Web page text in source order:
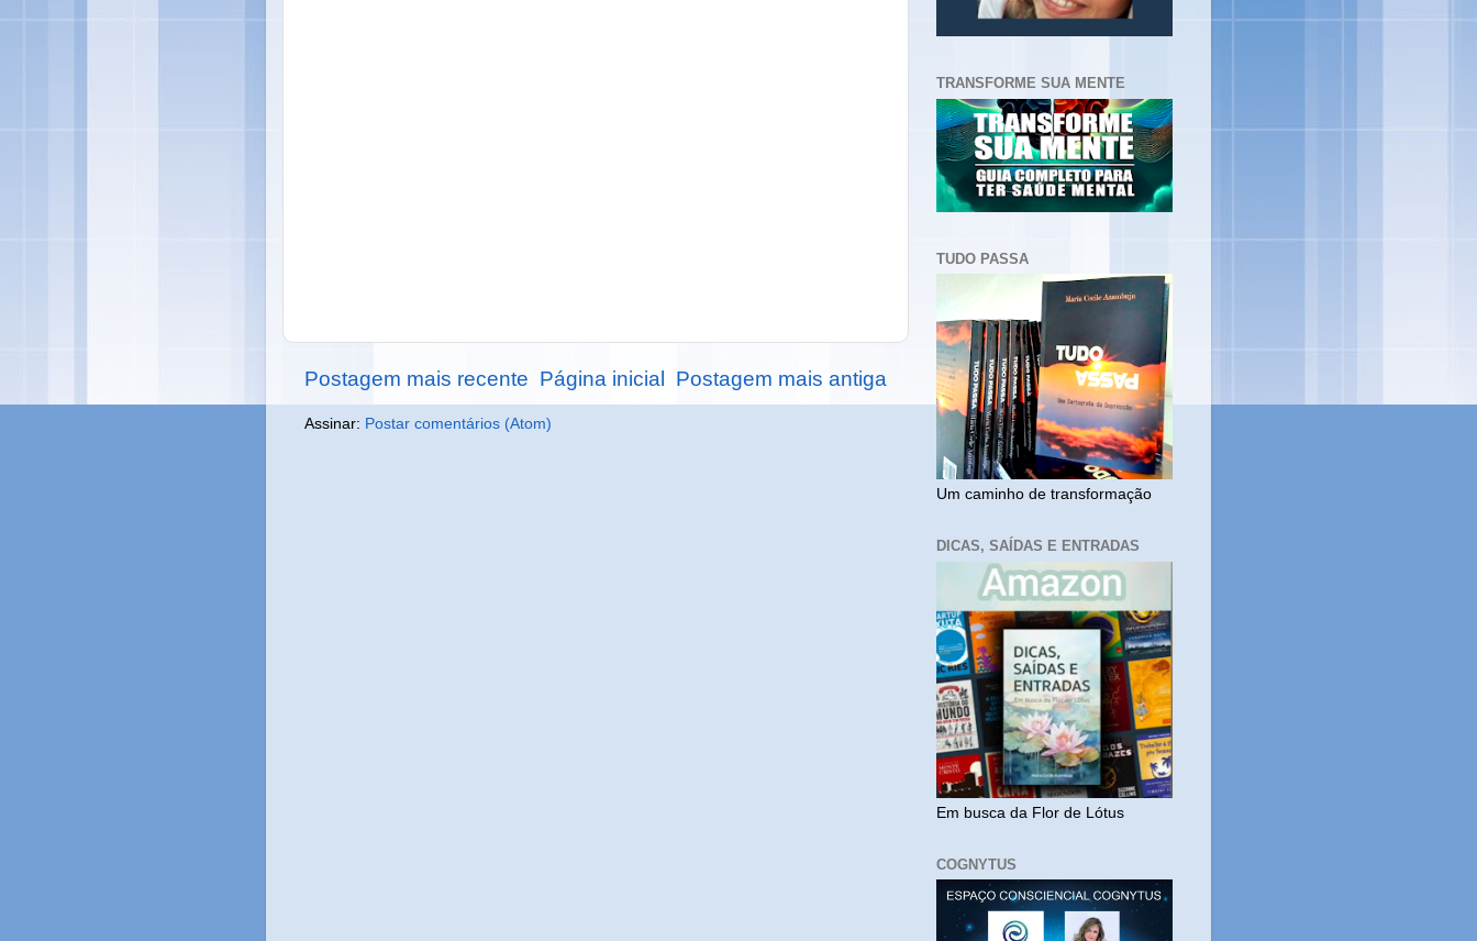
Postagem mais recente Postagem mais antiga
Página inicial
Assinar: Postar comentários (Atom)
TRANSFORME SUA MENTE
TUDO PASSA
Um caminho de transformação
DICAS, SAÍDAS E ENTRADAS
Em busca da Flor de Lótus
COGNYTUS